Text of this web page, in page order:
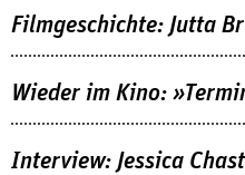
Filmgeschichte: Jutta
Wieder im Kino:
Interview: Jessica